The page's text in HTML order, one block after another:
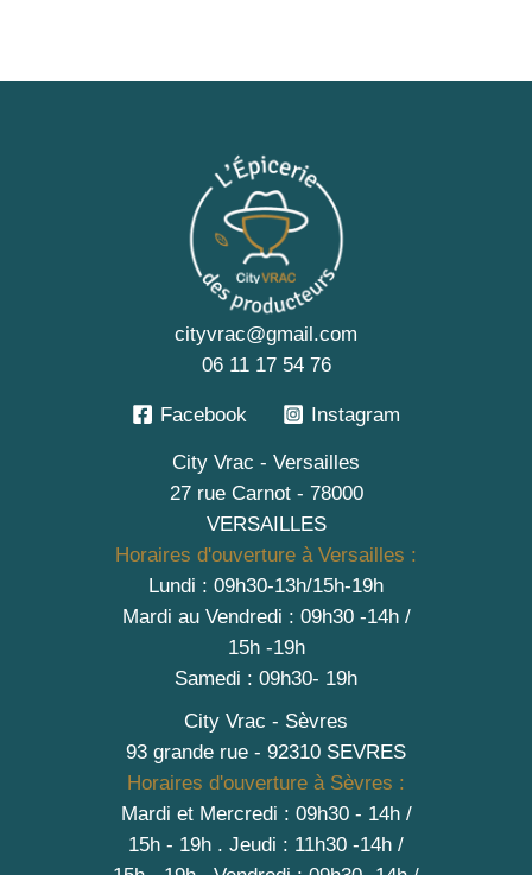
cityvrac@gmail.com
06 11 17 54 76
Facebook Instagram
City Vrac - Versailles
27 rue Carnot - 78000
VERSAILLES
Horaires d'ouverture à Versailles :
Lundi : 09h30-13h/15h-19h
Mardi au Vendredi : 09h30 -14h /
15h -19h
Samedi : 09h30- 19h
City Vrac - Sèvres
93 grande rue - 92310 SEVRES
Horaires d'ouverture à Sèvres :
Mardi et Mercredi : 09h30 - 14h /
15h - 19h . Jeudi : 11h30 -14h /